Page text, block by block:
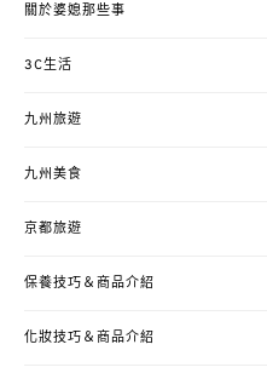
關於婆媳那些事
3C生活
九州旅遊
九州美食
京都旅遊
保養技巧＆商品介紹
化妝技巧＆商品介紹